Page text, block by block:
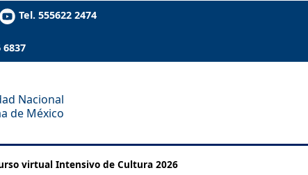
Tel. 555622 2474
Nacional
de México
virtual Intensivo de Cultura 2026